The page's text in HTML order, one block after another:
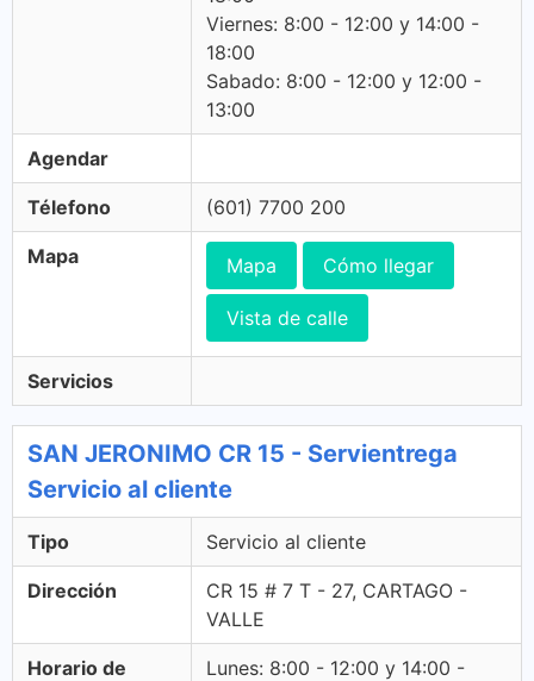
Viernes: 8:00 - 12:00 y 14:00 -
18:00
Sabado: 8:00 - 12:00 y 12:00 -
13:00
Agendar
Télefono (601) 7700 200
Mapa Mapa Cómo llegar
Vista de calle
Servicios
SAN JERONIMO CR 15 - Servientrega
Servicio al cliente
Tipo Servicio al cliente
Dirección
CR 15 # 7 T - 27, CARTAGO -
VALLE
Horario de
Lunes: 8:00 - 12:00 y 14:00 -